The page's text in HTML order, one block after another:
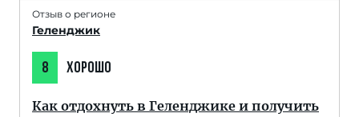
Отзыв о регионе
Геленджик
8 ХОРОШО
Как отдохнуть в Геленджике и получить